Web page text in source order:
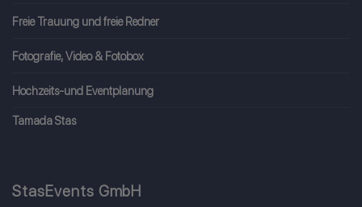
Freie Trauung und freie Redner
Fotografie, Video & Fotobox
Hochzeits-und Eventplanung
Tamada Stas
StasEvents GmbH